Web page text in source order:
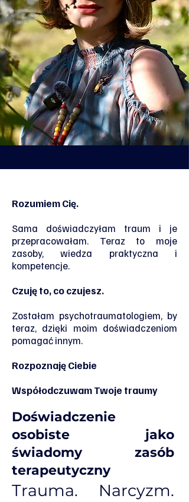
Rozumiem Cię.
Sama doświadczyłam traum i je
przepracowałam. Teraz to moje
zasoby, wiedza praktyczna i
kompetencje.
Czuję to, co czujesz.
Zostałam psychotraumatologiem, by
teraz, dzięki moim doświadczeniom
pomagać innym.
Rozpoznaję Ciebie
Współodczuwam Twoje traumy
Doświadczenie
osobiste jako
świadomy zasób
terapeutyczny
Trauma. Narcyzm.